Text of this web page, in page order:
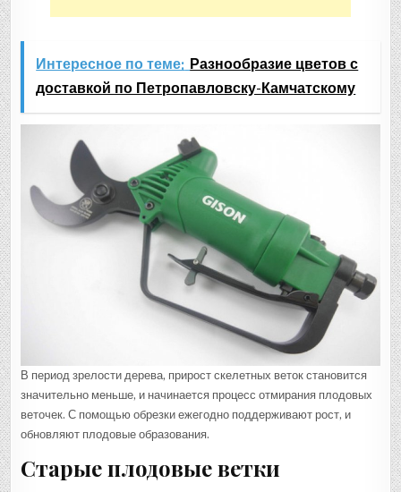
Интересное по теме: Разнообразие цветов с
доставкой по Петропавловску-Камчатскому
В период зрелости дерева, прирост скелетных веток становится
значительно меньше, и начинается процесс отмирания плодовых
веточек. С помощью обрезки ежегодно поддерживают рост, и
обновляют плодовые образования.
Старые плодовые ветки